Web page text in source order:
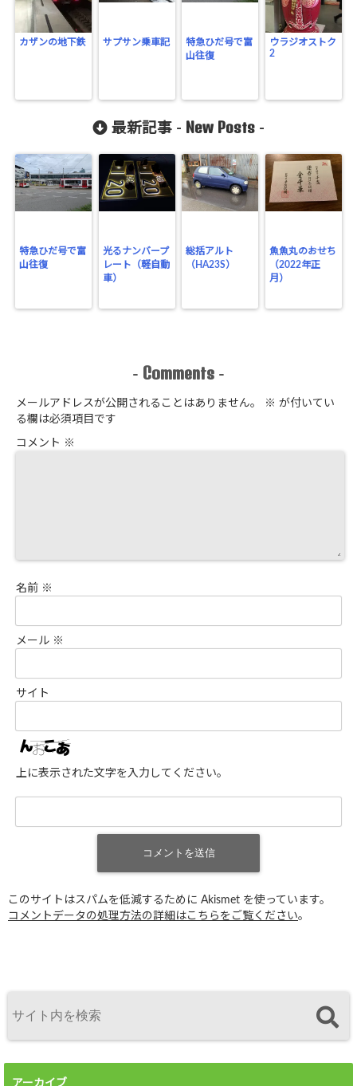
カザンの地下鉄 サプサン乗車記
特急ひだ号で富
山往復
ウラジオストク
2
最新記事 - New Posts -
特急ひだ号で富
山往復
光るナンバープ
レート（軽自動
車）
総括アルト
（HA23S）
魚魚丸のおせち
（2022年正
月）
- Comments -
メールアドレスが公開されることはありません。 ※ が付いてい
る欄は必須項目です
コメント ※
名前 ※
メール ※
サイト
上に表示された文字を入力してください。
このサイトはスパムを低減するために Akismet を使っています。
コメントデータの処理方法の詳細はこちらをご覧ください。